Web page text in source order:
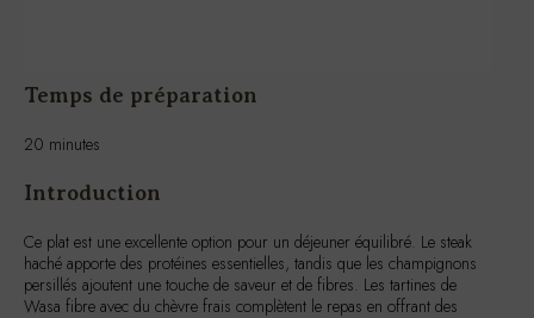
20 minutes
Introduction
Ce plat est une excellente option pour un déjeuner équilibré. Le steak
haché apporte des protéines essentielles, tandis que les champignons
persillés ajoutent une touche de saveur et de fibres. Les tartines de
Wasa fibre avec du chèvre frais complètent le repas en offrant des
glucides complexes et des graisses saines. C’est un plat savoureux qui
soutient une alimentation équilibrée et variée.